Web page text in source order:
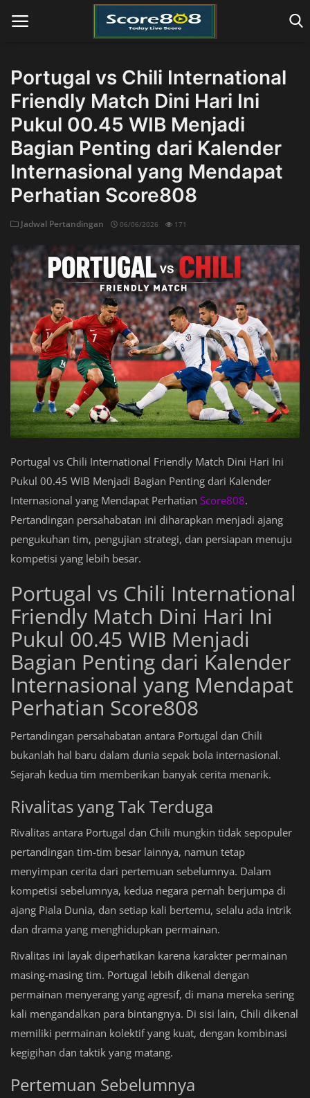
Home
Portugal vs Chili International
Friendly Match Dini Hari Ini
Pukul 00.45 WIB Menjadi
Bagian Penting dari Kalender
Internasional yang Mendapat
Perhatian Score808
Jadwal Pertandingan 06/06/2026 171
Portugal vs Chili International Friendly Match Dini Hari Ini
Pukul 00.45 WIB Menjadi Bagian Penting dari Kalender
Internasional yang Mendapat Perhatian Score808.
Pertandingan persahabatan ini diharapkan menjadi ajang
pengukuhan tim, pengujian strategi, dan persiapan menuju
kompetisi yang lebih besar.
Portugal vs Chili International
Friendly Match Dini Hari Ini
Pukul 00.45 WIB Menjadi
Bagian Penting dari Kalender
Internasional yang Mendapat
Perhatian Score808
Pertandingan persahabatan antara Portugal dan Chili
bukanlah hal baru dalam dunia sepak bola internasional.
Sejarah kedua tim memberikan banyak cerita menarik.
Rivalitas yang Tak Terduga
Rivalitas antara Portugal dan Chili mungkin tidak sepopuler
pertandingan tim-tim besar lainnya, namun tetap
menyimpan cerita dari pertemuan sebelumnya. Dalam
kompetisi sebelumnya, kedua negara pernah berjumpa di
ajang Piala Dunia, dan setiap kali bertemu, selalu ada intrik
dan drama yang menghidupkan permainan.
Rivalitas ini layak diperhatikan karena karakter permainan
masing-masing tim. Portugal lebih dikenal dengan
permainan menyerang yang agresif, di mana mereka sering
kali mengandalkan para bintangnya. Di sisi lain, Chili dikenal
memiliki permainan kolektif yang kuat, dengan kombinasi
kegigihan dan taktik yang matang.
Pertemuan Sebelumnya